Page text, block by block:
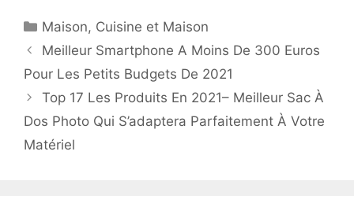
Maison, Cuisine et Maison
Meilleur Smartphone A Moins De 300 Euros
Pour Les Petits Budgets De 2021
Top 17 Les Produits En 2021– Meilleur Sac À
Dos Photo Qui S’adaptera Parfaitement À Votre
Matériel